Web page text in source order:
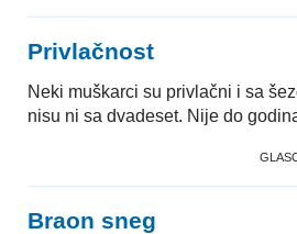
Privlačnost
Neki muškarci su privlačni i sa
nisu ni sa dvadeset. Nije do
Braon sneg